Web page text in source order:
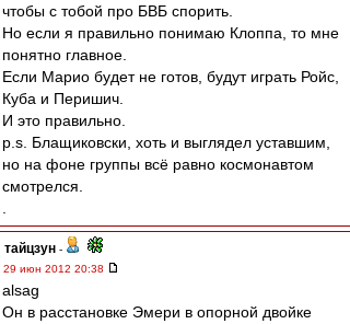
чтобы с тобой про БВБ спорить.
Но если я правильно понимаю Клоппа, то мне
понятно главное.
Если Марио будет не готов, будут играть Ройс,
Куба и Перишич.
И это правильно.
p.s. Блащиковски, хоть и выглядел уставшим,
но на фоне группы всё равно космонавтом
смотрелся.
тайцзун -
29 июн 2012 20:38
alsag
Он в расстановке Эмери в опорной двойке